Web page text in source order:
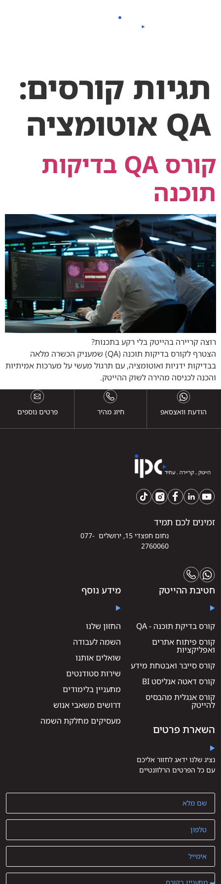
תגיות קורסים:
QA אוטומציה
קורס QA בדיקות
תוכנה
רוצה קריירה בהייטק בלי רקע בתכנות?
הצטרף לקורס בדיקות תוכנה (QA) שמעניק הכשרה מלאה
בבדיקות ידניות ואוטומציה, עם תרגול מעשי על מערכות אמיתיות
והכנה לכניסה מהירה לשוק ההייטק.
הודעת וואצסאפ חיוג מהיר פרטים נוספים
זמינים לכם תמיד
נחום חפצדי 15, ירושלים 077-
2760060
חטיבת ההייטק
קורס בדיקת תוכנה - QA
קורס פיתוח אתרים
ואפליקציות
קורס סייבר ואבטחת מידע
קורס דאטה אנליסט BI
קורס אנגלית מהבסיס
להייטק
מידע נוסף
החזון שלנו
השמה לעבודה
שואלים אותנו
שירות סטודנטים
מתעניין בלימודים
דרושים משאבי אנוש
מעסיקים מחלקת השמה
השארת פרטים
נציג שלנו ידאג לחזור אליכם
עם כל הפרטים הרלוונטיים